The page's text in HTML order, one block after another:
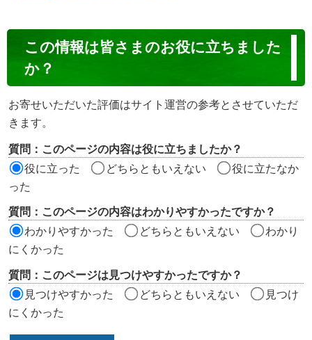
ン
ン
ツ
評
価
ア
この情報は皆さまのお役に立ちました
か？
お寄せいただいた評価はサイト運営の参考とさせていただ
きます。
質問：このページの内容は役に立ちましたか？
役に立った
どちらともいえない
役に立たなか
った
質問：このページの内容はわかりやすかったですか？
わかりやすかった
どちらともいえない
わかり
にくかった
質問：このページは見つけやすかったですか？
見つけやすかった
どちらともいえない
見つけ
にくかった